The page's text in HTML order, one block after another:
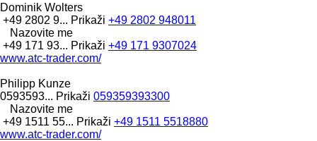
Dominik Wolters
+49 2802 9... Prikaži +49 2802 948011
Nazovite me
+49 171 93... Prikaži +49 171 9307024
www.atc-trader.com/
Philipp Kunze
0593593... Prikaži 059359393300
Nazovite me
+49 1511 55... Prikaži +49 1511 5518880
www.atc-trader.com/